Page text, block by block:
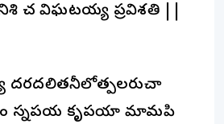
చ విఘటయ్య ప్రవిశతి ||
దరదలితనీలోత్పలరుచా
స్నపయ కృపయా మామపి